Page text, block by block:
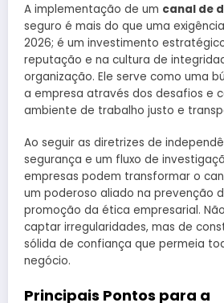
A implementação de um canal de
seguro é mais do que uma
2026; é um investimento
reputação e na cultura de
organização. Ele serve como uma
a empresa através dos desafios e
ambiente de trabalho justo e
Ao seguir as diretrizes de
segurança e um fluxo de
empresas podem transformar o
um poderoso aliado na prevenção
promoção da ética empresarial.
captar irregularidades, mas de
sólida de confiança que permeia
negócio.
Principais Pontos para a